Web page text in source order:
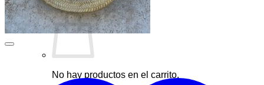
Carrito /0,00€ 0
No hay productos en el carrito.